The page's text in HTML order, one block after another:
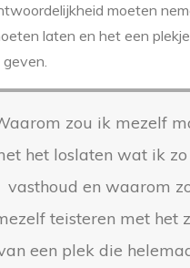
moeten
laten en het een
zou ik mezelf
het loslaten wat ik
vasthoud en waarom
teisteren met het
een plek die